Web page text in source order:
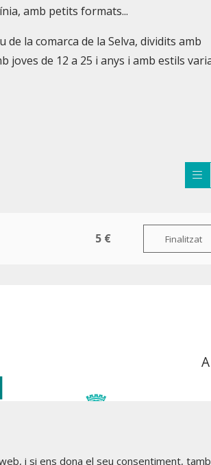
amb petits formats...
la comarca de la Selva, dividits amb
joves de 12 a 25 i anys i amb estils
5 € Finalitzat
i si ens dona el seu consentiment,